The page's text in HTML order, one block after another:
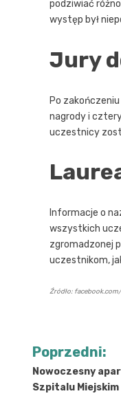
podziwiać
występ był
Jury
Po
nagrody i
uczestnicy
Informacje o
wszystkich
zgromadzonej
uczestnikom,
Źródło:
wpisu
Poprzedni:
Nowoczesny
Szpitalu Miejskim